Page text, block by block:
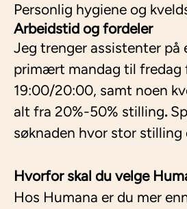
Personlig hygiene og
Arbeidstid og fordeler
Jeg trenger assistenter på
primært mandag til fredag
19:00/20:00, samt noen
alt fra 20%-50% stilling.
søknaden hvor stor stilling
Hvorfor skal du velge
Hos Humana er du mer